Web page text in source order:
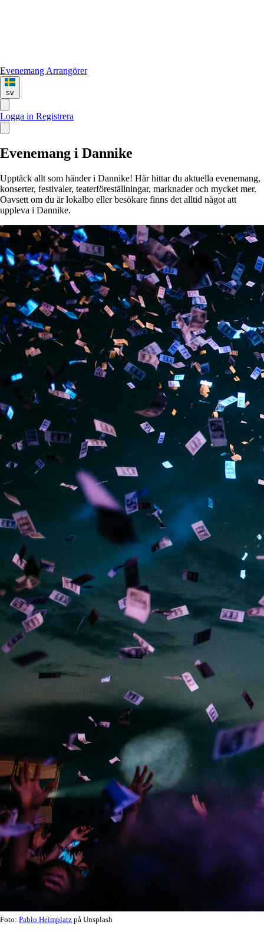
Evenemang Arrangörer
sv
Logga in Registrera
Evenemang i Dannike
Upptäck allt som händer i Dannike! Här hittar du aktuella evenemang,
konserter, festivaler, teaterföreställningar, marknader och mycket mer.
Oavsett om du är lokalbo eller besökare finns det alltid något att
uppleva i Dannike.
Foto: Pablo Heimplatz på Unsplash